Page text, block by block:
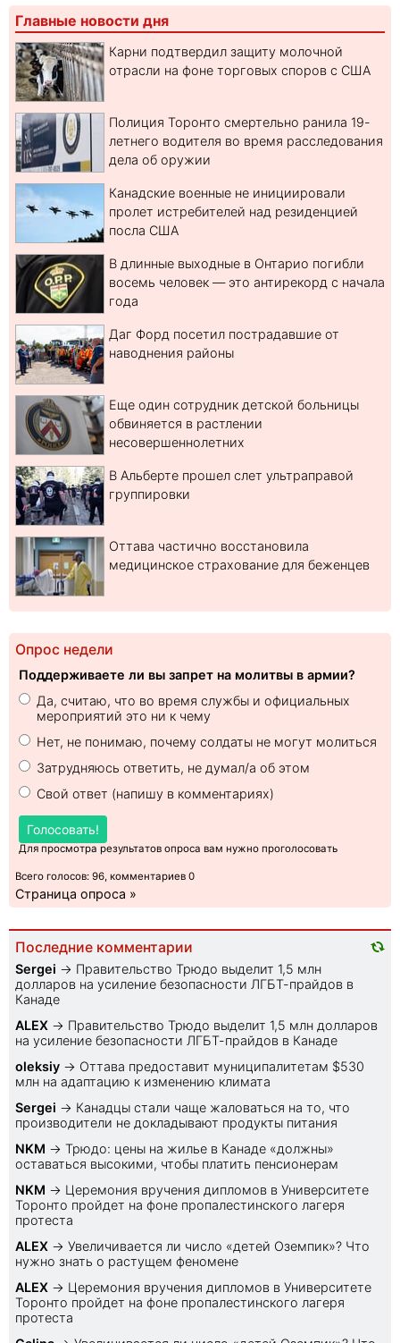
Главные новости дня
Карни подтвердил защиту молочной
отрасли на фоне торговых споров с США
Полиция Торонто смертельно ранила 19-
летнего водителя во время расследования
дела об оружии
Канадские военные не инициировали
пролет истребителей над резиденцией
посла США
В длинные выходные в Онтарио погибли
восемь человек — это антирекорд с начала
года
Даг Форд посетил пострадавшие от
наводнения районы
Еще один сотрудник детской больницы
обвиняется в растлении
несовершеннолетних
В Альберте прошел слет ультраправой
группировки
Оттава частично восстановила
медицинское страхование для беженцев
Опрос недели
Поддерживаете ли вы запрет на молитвы в армии?
Да, считаю, что во время службы и официальных
мероприятий это ни к чему
Нет, не понимаю, почему солдаты не могут молиться
Затрудняюсь ответить, не думал/а об этом
Свой ответ (напишу в комментариях)
Голосовать!
Для просмотра результатов опроса вам нужно проголосовать
Всего голосов: 96, комментариев 0
Страница опроса »
Последние комментарии
Sеrgei → Правительство Трюдо выделит 1,5 млн
долларов на усиление безопасности ЛГБТ-прайдов в
Канаде
ALEX → Правительство Трюдо выделит 1,5 млн долларов
на усиление безопасности ЛГБТ-прайдов в Канаде
oleksiy → Оттава предоставит муниципалитетам $530
млн на адаптацию к изменению климата
Sеrgei → Канадцы стали чаще жаловаться на то, что
производители не докладывают продукты питания
NKM → Трюдо: цены на жилье в Канаде «должны»
оставаться высокими, чтобы платить пенсионерам
NKM → Церемония вручения дипломов в Университете
Торонто пройдет на фоне пропалестинского лагеря
протеста
ALEX → Увеличивается ли число «детей Оземпик»? Что
нужно знать о растущем феномене
ALEX → Церемония вручения дипломов в Университете
Торонто пройдет на фоне пропалестинского лагеря
протеста